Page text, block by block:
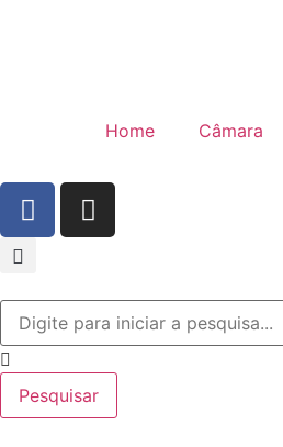
Home Câmara
Pesquisar